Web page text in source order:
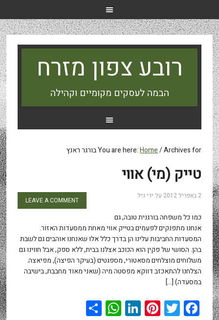
רובע צפון מזרח
הבמה לעסקים מקומיים וקהילה
You are here:Home/Archives for בורגר ראנץ
טייק (מי) אווי
2 באפריל 2012 על ידיגיל
LEAVE A COMMENT
כמו כל משפחה בורגנית טובה, גם
אנחנו מתפנקים לפעמים בטייק אווי מאחת ממסעדות האזור.
המסעדות החביבות עלינו הן בדרך כלל אלו שאנחנו אוהבים גם לשבת
בהן. הסושי של פקין הוא הכוכב אצלנו בבית, ללא ספק, אבל חווינו גם
משלוחים מוצלחים מסאטורי, מספגטים (בעיקר הפיצה), מפיאצה.
הצלחנו להתאכזב דווקא מפסטה מיה (שאני מאוד מחבבת, בישיבה
במסעדה) […]
Facebook
Twitter
Pinterest
LinkedIn
WhatsApp
Share